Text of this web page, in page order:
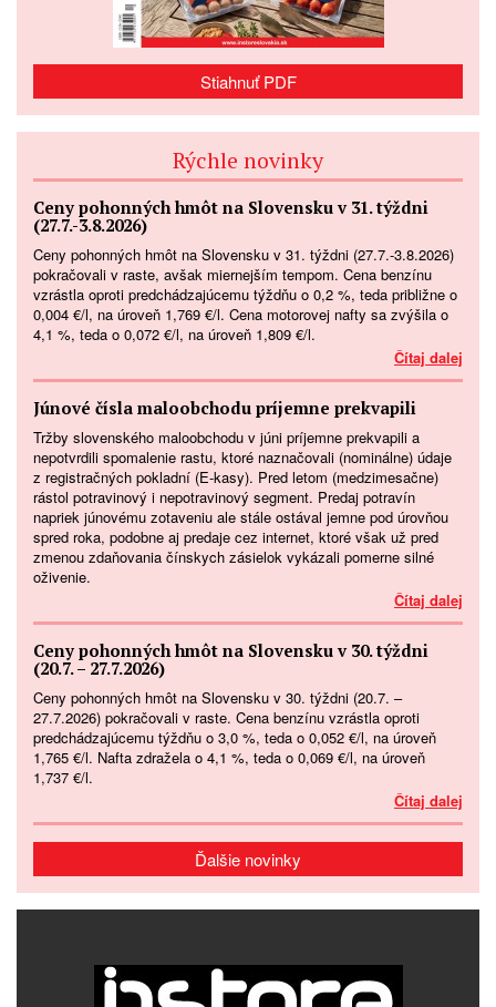
Stiahnuť PDF
Rýchle novinky
Ceny pohonných hmôt na Slovensku v 31. týždni
(27.7.-3.8.2026)
Ceny pohonných hmôt na Slovensku v 31. týždni (27.7.-3.8.2026)
pokračovali v raste, avšak miernejším tempom. Cena benzínu
vzrástla oproti predchádzajúcemu týždňu o 0,2 %, teda približne o
0,004 €/l, na úroveň 1,769 €/l. Cena motorovej nafty sa zvýšila o
4,1 %, teda o 0,072 €/l, na úroveň 1,809 €/l.
Čítaj dalej
Júnové čísla maloobchodu príjemne prekvapili
Tržby slovenského maloobchodu v júni príjemne prekvapili a
nepotvrdili spomalenie rastu, ktoré naznačovali (nominálne) údaje
z registračných pokladní (E-kasy). Pred letom (medzimesačne)
rástol potravinový i nepotravinový segment. Predaj potravín
napriek júnovému zotaveniu ale stále ostával jemne pod úrovňou
spred roka, podobne aj predaje cez internet, ktoré však už pred
zmenou zdaňovania čínskych zásielok vykázali pomerne silné
oživenie.
Čítaj dalej
Ceny pohonných hmôt na Slovensku v 30. týždni
(20.7. – 27.7.2026)
Ceny pohonných hmôt na Slovensku v 30. týždni (20.7. –
27.7.2026) pokračovali v raste. Cena benzínu vzrástla oproti
predchádzajúcemu týždňu o 3,0 %, teda o 0,052 €/l, na úroveň
1,765 €/l. Nafta zdražela o 4,1 %, teda o 0,069 €/l, na úroveň
1,737 €/l.
Čítaj dalej
Ďalšie novinky